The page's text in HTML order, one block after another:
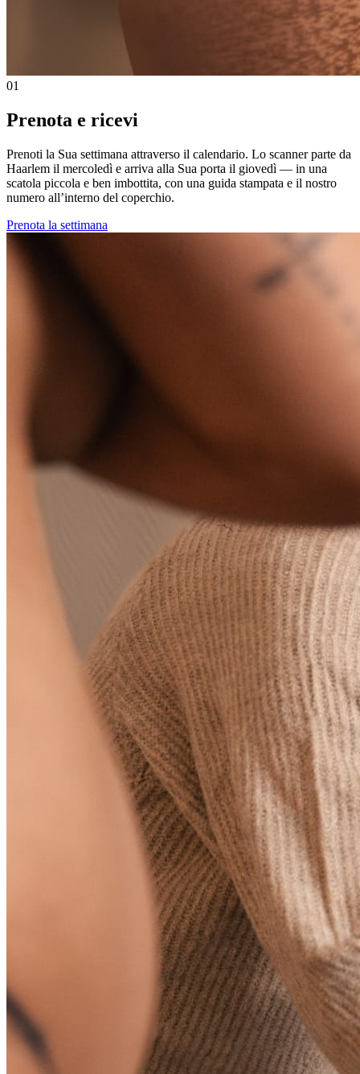
01
Prenota e ricevi
Prenoti la Sua settimana attraverso il calendario. Lo scanner parte da
Haarlem il mercoledì e arriva alla Sua porta il giovedì — in una
scatola piccola e ben imbottita, con una guida stampata e il nostro
numero all’interno del coperchio.
Prenota la settimana